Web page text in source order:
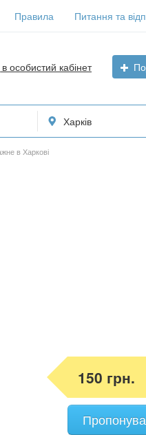
Правила Питання та
в особистий кабінет
Харків
в Харкові
150 грн.